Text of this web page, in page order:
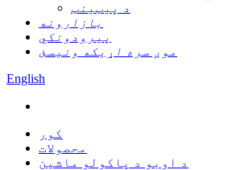
د پیټینټ
بازارونه
پیرودونکي
موږ سره اړیکه ونیسئ
English
کور
محصولات
د اوبو د پاکولو ماشین